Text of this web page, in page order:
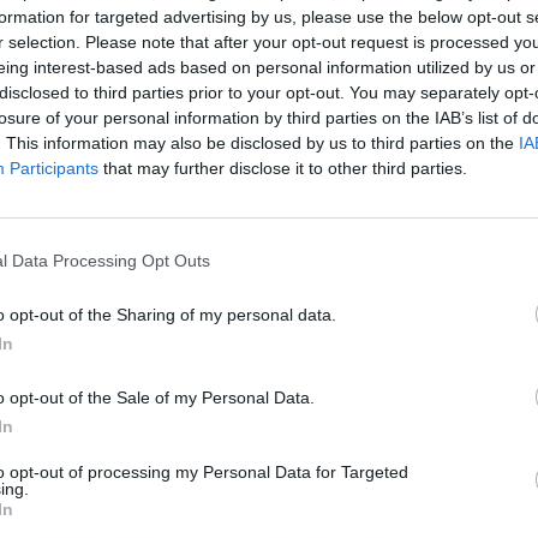
for targeted advertising by us, please use the below opt-out
selection. Please note that after your opt-out request is processed
interest-based ads based on personal information utilized by us
to third parties prior to your opt-out. You may separately
of your personal information by third parties on the IAB’s list of
This information may also be disclosed by us to third parties on the
Participants that may further disclose it to other third parties.
Data Processing Opt Outs
opt-out of the Sharing of my personal data.
opt-out of the Sale of my Personal Data.
opt-out of processing my Personal Data for Targeted
bejelentett tőkeemelés-sorozat első lépését
határozatával hozzájárult, hogy a Kall Ingredients
százalékos közvetlen, valamint a Talentis Group Zrt.
tulajdonában lévő üzletrészeivel tőkét emelnek az
független szakértői jelentése, amely a Kall Ingredients
portfolio.hu hírarchívumához tartozik, melynek olvasása